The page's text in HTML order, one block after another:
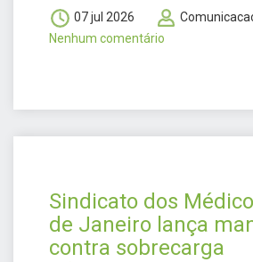
07 jul 2026
Nenhum comentário
Sindicato dos
de Janeiro lança
contra sobrecarga